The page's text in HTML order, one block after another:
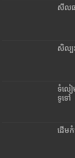
សីលធ
សិល្ប
ទំលៀ
ទូទៅ
ដើម